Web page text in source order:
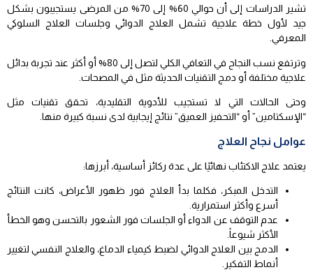
تشير الدراسات إلى أن حوالي 60% إلى 70% من المرضى يستجيبون بشكل
جيد لأول خطة علاجية تشمل العلاج الدوائي وجلسات العلاج السلوكي
المعرفي.
وترتفع نسب النجاح في التعافي الكلي لتصل إلى 80% أو أكثر عند تجربة بدائل
علاجية مختلفة أو دمج التقنيات الحديثة مثل في المصحات.
وحتى الحالات التي لا تستجيب للأدوية التقليدية، تحقق تقنيات مثل
“الإسكتامين” أو “التحفيز العميق” نتائج إيجابية لدى نسبة كبيرة منها.
عوامل نجاح العلاج
يعتمد علاج الاكتئاب نهائيًا على عدة ركائز أساسية، أبرزها:
التدخل المبكر، فكلما بدأ العلاج فور ظهور الأعراض، كانت النتائج
أسرع وأكثر استمرارية.
عدم التوقف عن الدواء أو الجلسات فور الشعور بالتحسن وهو الخطأ
الأكثر شيوعاً.
الدمج بين العلاج الدوائي لضبط كيمياء الدماغ، والعلاج النفسي لتغيير
أنماط التفكير.